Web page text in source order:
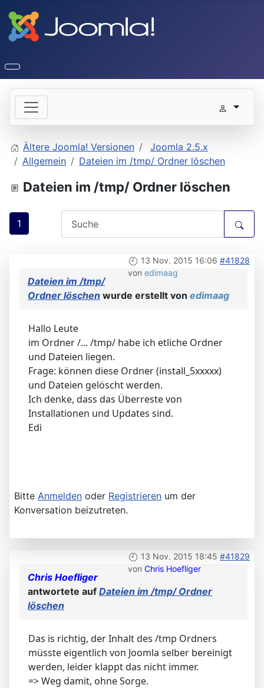
Ältere Joomla! Versionen
Joomla 2.5.x
Allgemein
Dateien im /tmp/ Ordner löschen
Dateien im /tmp/ Ordner löschen
1
13 Nov. 2015 16:06 #41828
von edimaag
Dateien im /tmp/
Ordner löschen wurde erstellt von edimaag
Hallo Leute
im Ordner /... /tmp/ habe ich etliche Ordner
und Dateien liegen.
Frage: können diese Ordner (install_5xxxxx)
und Dateien gelöscht werden.
Ich denke, dass das Überreste von
Installationen und Updates sind.
Edi
Bitte Anmelden oder Registrieren um der
Konversation beizutreten.
13 Nov. 2015 18:45 #41829
von Chris Hoefliger
Chris Hoefliger
antwortete auf Dateien im /tmp/ Ordner
löschen
Das is richtig, der Inhalt des /tmp Ordners
müsste eigentlich von Joomla selber bereinigt
werden, leider klappt das nicht immer.
=> Weg damit, ohne Sorge.